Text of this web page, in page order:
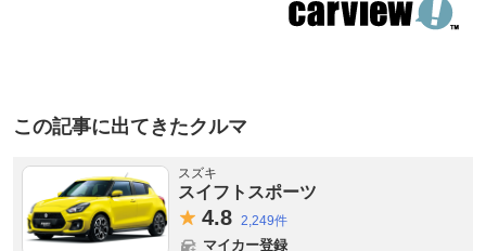
この記事に出てきたクルマ
スズキ
スイフトスポーツ
4.8 2,249件
マイカー登録